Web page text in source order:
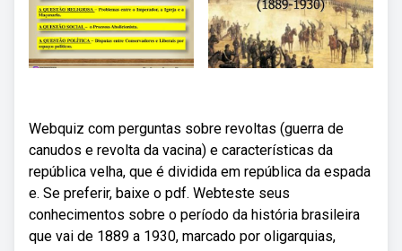
Webquiz com perguntas sobre revoltas (guerra de
canudos e revolta da vacina) e características da
república velha, que é dividida em república da espada
e. Se preferir, baixe o pdf. Webteste seus
conhecimentos sobre o período da história brasileira
que vai de 1889 a 1930, marcado por oligarquias,